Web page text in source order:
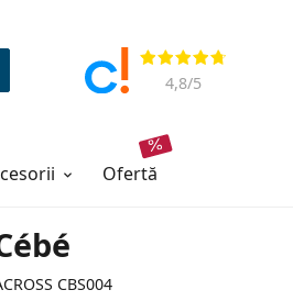
Opinii
4,8/5
ofertă
CBS004